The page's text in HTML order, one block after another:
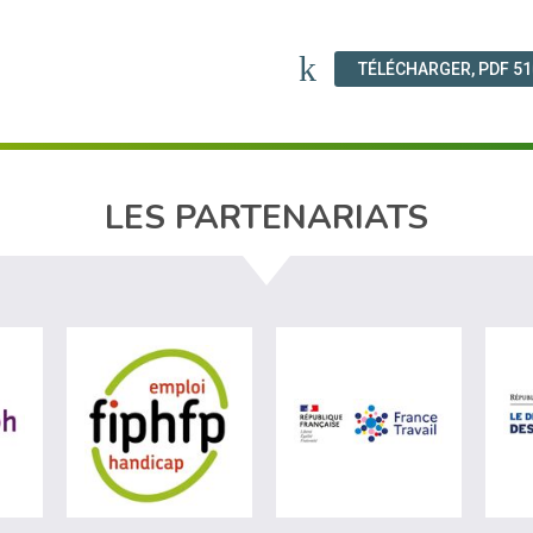
TÉLÉCHARGER, PDF
LES PARTENARIATS
du travail (nouvelle fenêtre)
visiter les site de Agefiph (nouvelle fenêtre)visiter les site de Fiphfp (nouvellevisiter les